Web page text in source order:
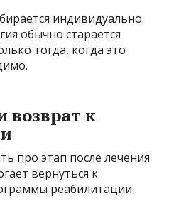
индивидуально.
обычно старается
тогда, когда это
возврат к
про этап после лечения
вернуться к
реабилитации